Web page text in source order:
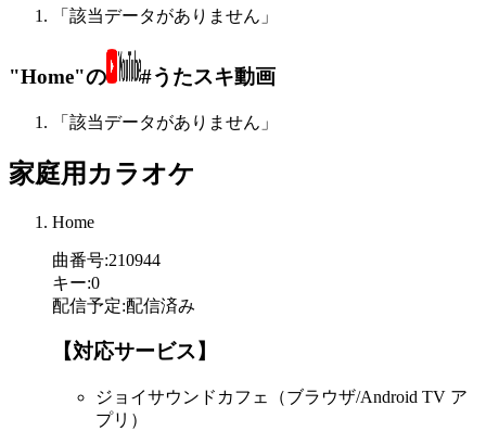
「該当データがありません」
"Home"の #うたスキ動画
「該当データがありません」
家庭用カラオケ
Home
曲番号:210944
キー:0
配信予定:配信済み
【対応サービス】
ジョイサウンドカフェ（ブラウザ/Android TV ア
プリ）